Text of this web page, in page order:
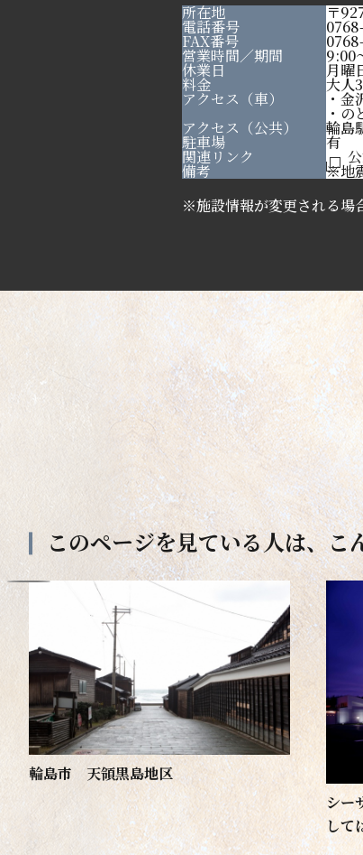
所在地 〒
電話番号
FAX番号
営業時間／期間 9:00
休業日 月曜
料金 大人
アクセス（車） ・金
・
アクセス（公共） 輪島
駐車場 有
関連リンク
備考
※地
※施設情報が変更される場
このページを見ている人は、こ
輪島市 天領黒島地区
シー
して